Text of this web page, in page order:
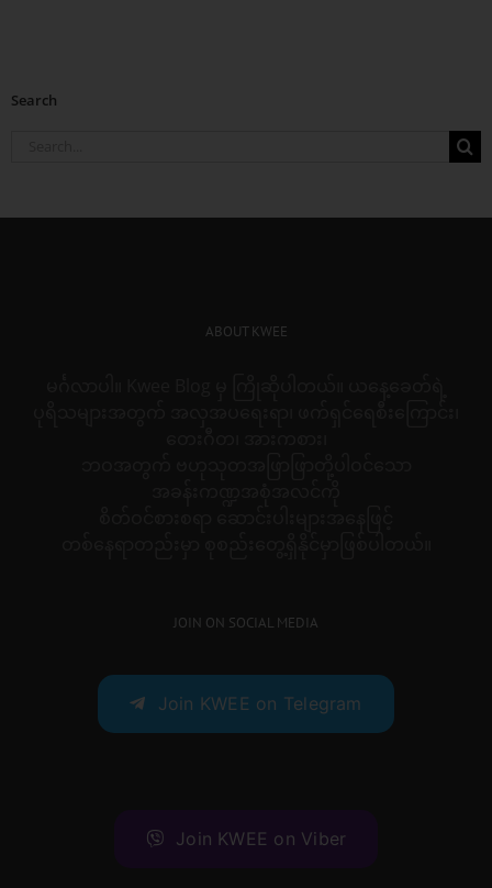
Search
ABOUT KWEE
JOIN ON SOCIAL MEDIA
Join KWEE on Telegram
Join KWEE on Viber